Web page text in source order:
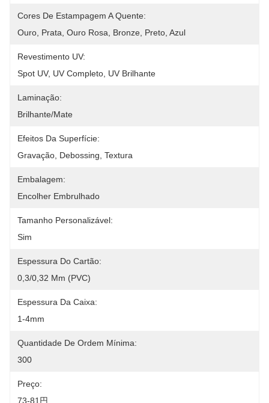
Cores De Estampagem A Quente:
Ouro, Prata, Ouro Rosa, Bronze, Preto, Azul
Revestimento UV:
Spot UV, UV Completo, UV Brilhante
Laminação:
Brilhante/mate
Efeitos Da Superfície:
Gravação, Debossing, Textura
Embalagem:
Encolher Embrulhado
Tamanho Personalizável:
Sim
Espessura Do Cartão:
0,3/0,32 Mm (PVC)
Espessura Da Caixa:
1-4mm
Quantidade De Ordem Mínima:
300
Preço:
73-81円